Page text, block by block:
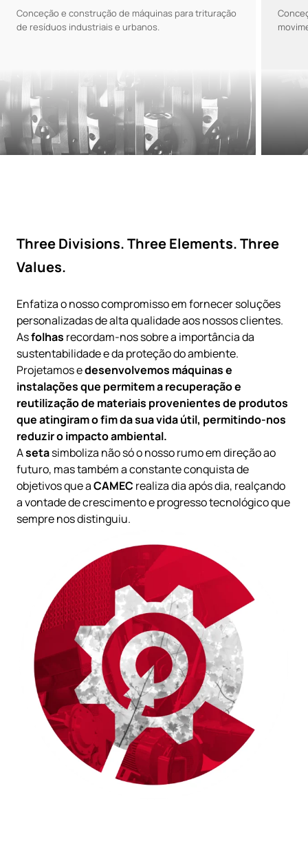
Conceção e construção de máquinas para trituração
de resíduos industriais e urbanos.
Three Divisions. Three Elements. Three
Values.
Enfatiza o nosso compromisso em fornecer soluções
personalizadas de alta qualidade aos nossos clientes.
Asfolhas recordam-nos sobre a importância da
sustentabilidade e da proteção do ambiente.
Projetamos edesenvolvemos máquinas e
instalações que permitem a recuperação e
reutilização de materiais provenientes de produtos
que atingiram o fim da sua vida útil, permitindo-nos
reduzir o impacto ambiental.
Asetasimboliza não só o nosso rumo em direção ao
futuro, mas também a constante conquista de
objetivos que aCAMEC realiza dia após dia, realçando
a vontade de crescimento e progresso tecnológico que
sempre nos distinguiu.